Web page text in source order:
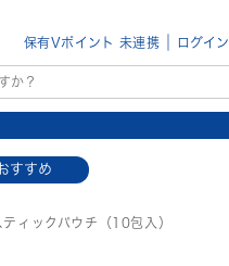
保有Vポイント 未連携 ログイン
すすめ
ィックパウチ（10包入）